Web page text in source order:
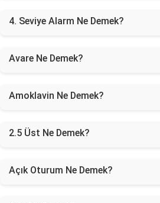
4. Seviye Alarm Ne Demek?
Avare Ne Demek?
Amoklavin Ne Demek?
2.5 Üst Ne Demek?
Açık Oturum Ne Demek?